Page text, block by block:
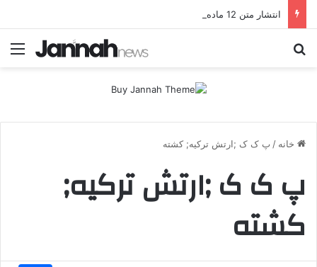
انتشار متن 12 ماده‌ای توافق نهایی بین ترکیه و پ.ک.ک
خانه / پ ک ک ;ارتش ترکیه; کشته
پ ک ک ;ارتش ترکیه;
کشته